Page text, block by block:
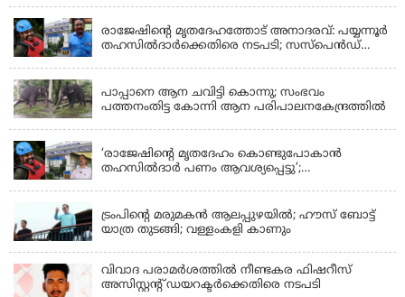
രാജേഷിന്റെ മൃതദേഹത്തോട് അനാദരവ്: പയ്യന്നൂർ
തഹസിൽദാർക്കെതിരെ നടപടി; സസ്പെൻഡ്
പാപ്പാനെ ആന ചവിട്ടി കൊന്നു; സംഭവം
പത്തനംതിട്ട കോന്നി ആന പരിപാലനകേന്ദ്രത്തിൽ
‘രാജേഷിന്‍റെ മൃതദേഹം കൊണ്ടുപോകാന്‍
തഹസില്‍ദാര്‍ പണം ആവശ്യപ്പെട്ടു’;
ട്രംപിന്റെ മരുമകന്‍ ആലപ്പുഴയില്‍; ഹൗസ് ബോട്ട്
യാത്ര തുടങ്ങി; വള്ളംകളി കാണും
വിവാദ പരാമര്‍ശത്തില്‍ നീണ്ടകര ഫിഷറീസ്
അസിസ്റ്റന്റ് ഡയറക്ടര്‍ക്കെതിരെ നടപടി